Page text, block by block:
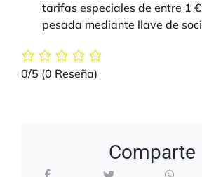
tarifas especiales de entre 1
pesada mediante llave de
0/5 (0 Reseña)
Comparte